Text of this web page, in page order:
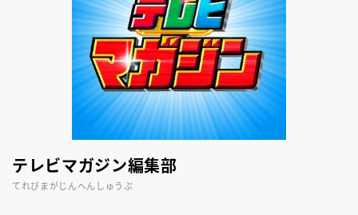
テレビマガジン編集部
てれびまがじんへんしゅうぶ